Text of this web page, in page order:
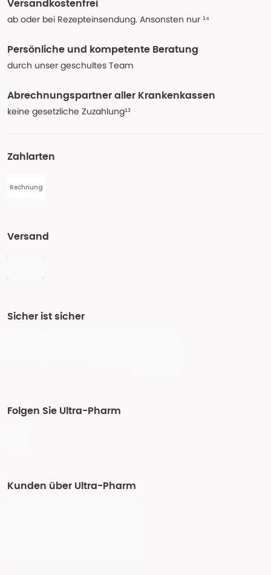
Versandkostenfrei
ab oder bei Rezepteinsendung. Ansonsten nur ¹⁴
Persönliche und kompetente Beratung
durch unser geschultes Team
Abrechnungspartner aller Krankenkassen
keine gesetzliche Zuzahlung¹³
Zahlarten
Rechnung
Versand
Sicher ist sicher
Folgen Sie Ultra-Pharm
Kunden über Ultra-Pharm